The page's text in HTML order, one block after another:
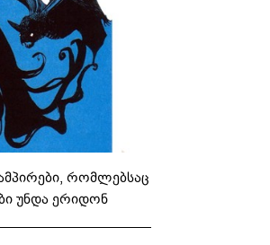
რომლებსაც
უნდა ერიდონ